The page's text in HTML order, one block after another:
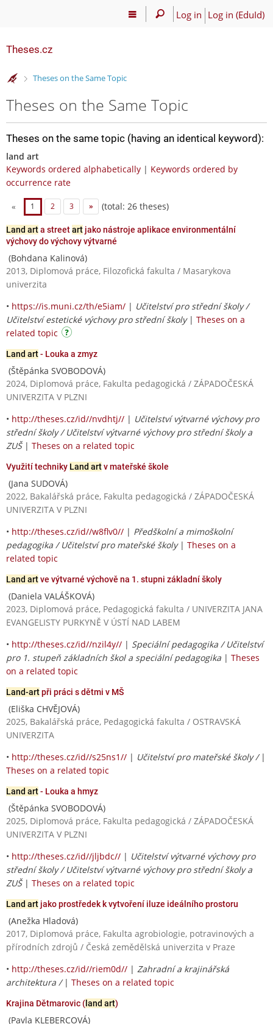
Log in Log in (EduId)
Theses.cz
>
Theses on the Same Topic
Theses on the Same Topic
Theses on the same topic (having an identical keyword):
land art
Keywords ordered alphabetically | Keywords ordered by
occurrence rate
« 1 2 3 » (total: 26 theses)
Land arta streetart jako nástroje aplikace environmentální
výchovy do výchovy výtvarné
(Bohdana Kalinová)
2013, Diplomová práce, Filozofická fakulta / Masarykova
univerzita
• https://is.muni.cz/th/e5iam/ | Učitelství pro střední školy /
Učitelství estetické výchovy pro střední školy| Theses on a
related topic
Land art- Louka a zmyz
(Štěpánka SVOBODOVÁ)
2024, Diplomová práce, Fakulta pedagogická / ZÁPADOČESKÁ
UNIVERZITA V PLZNI
• http://theses.cz/id//nvdhtj// | Učitelství výtvarné výchovy pro
střední školy / Učitelství výtvarné výchovy pro střední školy a
ZUŠ| Theses on a related topic
Využití techniky Land artv mateřské škole
(Jana SUDOVÁ)
2022, Bakalářská práce, Fakulta pedagogická / ZÁPADOČESKÁ
UNIVERZITA V PLZNI
• http://theses.cz/id//w8flv0// | Předškolní a mimoškolní
pedagogika / Učitelství pro mateřské školy| Theses on a
related topic
Land artve výtvarné výchově na 1. stupni základní školy
(Daniela VALÁŠKOVÁ)
2023, Diplomová práce, Pedagogická fakulta / UNIVERZITA JANA
EVANGELISTY PURKYNĚ V ÚSTÍ NAD LABEM
• http://theses.cz/id//nzil4y// | Speciální pedagogika / Učitelství
pro 1. stupeň základních škol a speciální pedagogika | Theses
on a related topic
Land-artpři práci s dětmi v MŠ
(Eliška CHVĚJOVÁ)
2025, Bakalářská práce, Pedagogická fakulta / OSTRAVSKÁ
UNIVERZITA
• http://theses.cz/id//s25ns1// | Učitelství pro mateřské školy / |
Theses on a related topic
Land art- Louka a hmyz
(Štěpánka SVOBODOVÁ)
2025, Diplomová práce, Fakulta pedagogická / ZÁPADOČESKÁ
UNIVERZITA V PLZNI
• http://theses.cz/id//jljbdc// | Učitelství výtvarné výchovy pro
střední školy / Učitelství výtvarné výchovy pro střední školy a
ZUŠ| Theses on a related topic
Land art jako prostředek k vytvoření iluze ideálního prostoru
(Anežka Hladová)
2017, Diplomová práce, Fakulta agrobiologie, potravinových a
přírodních zdrojů / Česká zemědělská univerzita v Praze
• http://theses.cz/id//riem0d// | Zahradní a krajinářská
architektura / | Theses on a related topic
Krajina Dětmarovic ( land art)
(Pavla KLEBERCOVÁ)